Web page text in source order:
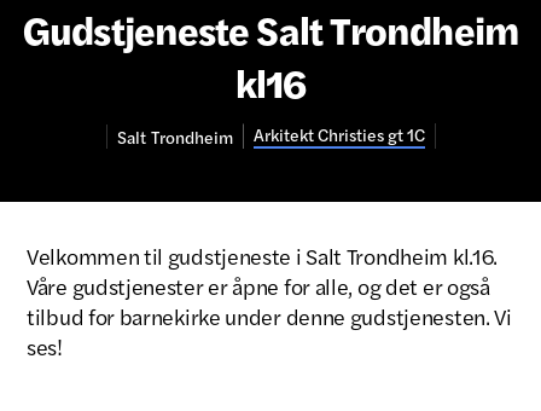
Gudstjeneste Salt Trondheim
kl16
Salt Trondheim Arkitekt Christies gt 1C
Velkommen til gudstjeneste i Salt Trondheim kl.16.
Våre gudstjenester er åpne for alle, og det er også
tilbud for barnekirke under denne gudstjenesten. Vi
ses!